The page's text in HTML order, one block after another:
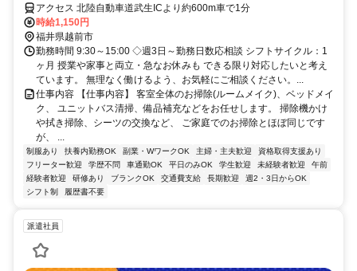
アクセス 北陸自動車道武生ICより約600m車で1分
時給1,150円
福井県越前市
勤務時間 9:30～15:00 ◇週3日～勤務日数応相談 シフトサイクル：1
ヶ月 授業や家事と両立・急なお休みも できる限り対応したいと考え
ています。 無理なく働けるよう、お気軽にご相談ください。...
仕事内容 【仕事内容】 客室全体のお掃除(ルームメイク)、ベッドメイ
ク、 ユニットバス清掃、備品補充などをお任せします。 掃除機かけ
や拭き掃除、シーツの交換など、 ご家庭でのお掃除とほぼ同じです
が、 ...
制服あり 扶養内勤務OK 副業・WワークOK 主婦・主夫歓迎
資格取得支援あり
フリーター歓迎
学歴不問 車通勤OK 平日のみOK 学生歓迎 未経験者歓迎
午前
経験者歓迎
研修あり ブランクOK 交通費支給 長期歓迎
週2・3日からOK
シフト制
履歴書不要
派遣社員